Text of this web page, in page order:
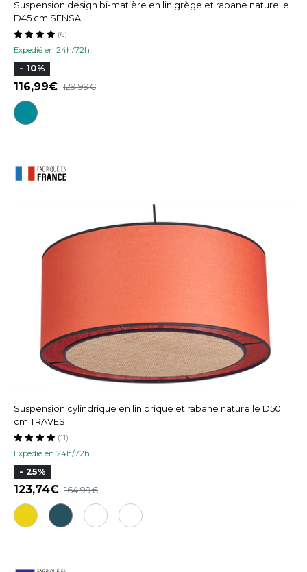
Suspension design bi-matière en lin grège et rabane naturelle
D45 cm SENSA
Expedié en 24h/72h
(6)
- 10%
116,99 129,99
Suspension cylindrique en lin brique et rabane naturelle D50
cm TRAVES
Expedié en 24h/72h
(11)
- 25%
123,74 164,99